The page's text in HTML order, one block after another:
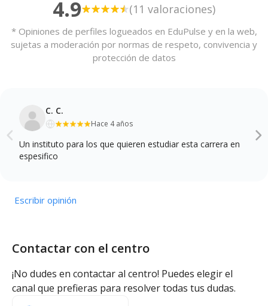
4.9 (11 valoraciones)
* Opiniones de perfiles logueados en EduPulse y en la web,
sujetas a moderación por normas de respeto, convivencia y
protección de datos
C. C.
Hace 4 años
Un instituto para los que quieren estudiar esta carrera en
espesifico
Escribir opinión
Contactar con el centro
¡No dudes en contactar al centro! Puedes elegir el
canal que prefieras para resolver todas tus dudas.